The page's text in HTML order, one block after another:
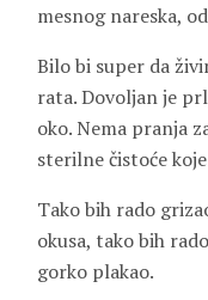
mesnog nareska,
Bilo bi super da
rata. Dovoljan je
oko. Nema pranja
sterilne čistoće
Tako bih rado
okusa, tako bih
gorko plakao.